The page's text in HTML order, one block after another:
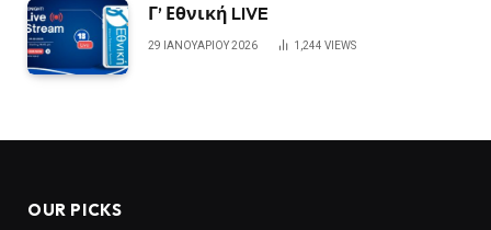
Γ’ Εθνική LIVE
29 ΙΑΝΟΥΑΡΊΟΥ 2026 1,244 VIEWS
OUR PICKS